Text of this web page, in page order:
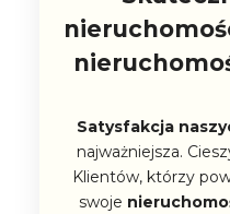
Satysfakcja
najważniejsza.
Klientów, którzy
swoje